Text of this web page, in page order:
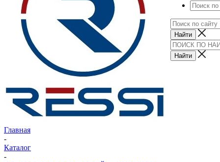
Главная
-
Каталог
-